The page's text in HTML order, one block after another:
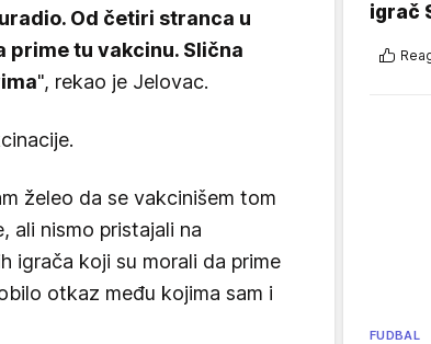
Od četiri stranca u
prime tu vakcinu. Slična
", rekao je Jelovac.
želeo da se vakcinišem tom
ali nismo pristajali na
igrača koji su morali da prime
otkaz među kojima sam i
igrač
FUDBAL